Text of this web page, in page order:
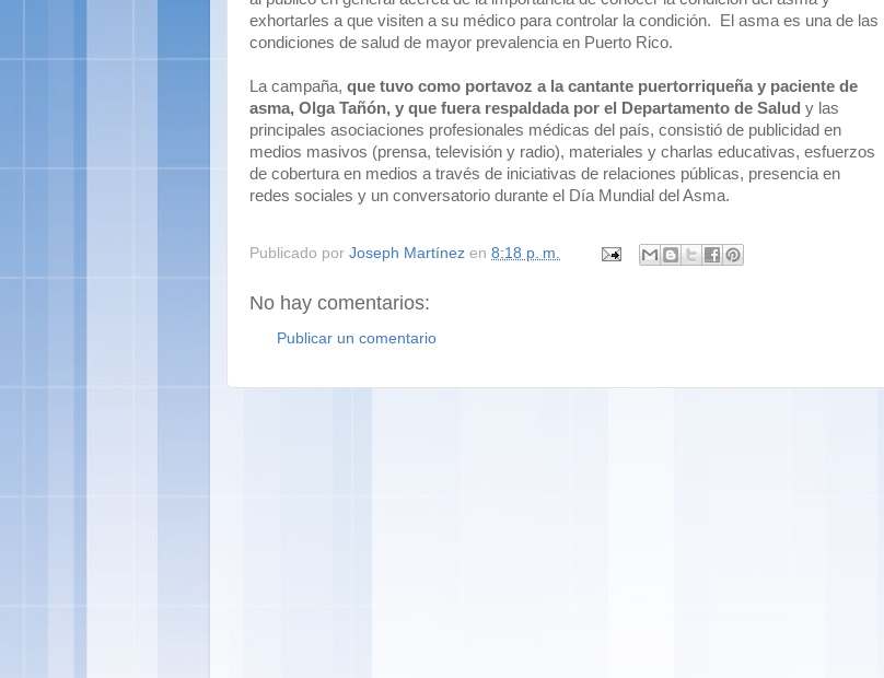
exhortarles a que visiten a su médico para controlar la condición. El asma es una de las
condiciones de salud de mayor prevalencia en Puerto Rico.
La campaña, que tuvo como portavoz a la cantante puertorriqueña y paciente de
asma, Olga Tañón, y que fuera respaldada por el Departamento de Salud y las
principales asociaciones profesionales médicas del país, consistió de publicidad en
medios masivos (prensa, televisión y radio), materiales y charlas educativas, esfuerzos
de cobertura en medios a través de iniciativas de relaciones públicas, presencia en
redes sociales y un conversatorio durante el Día Mundial del Asma.
Publicado por Joseph Martínez en 8:18 p. m.
No hay comentarios:
Publicar un comentario